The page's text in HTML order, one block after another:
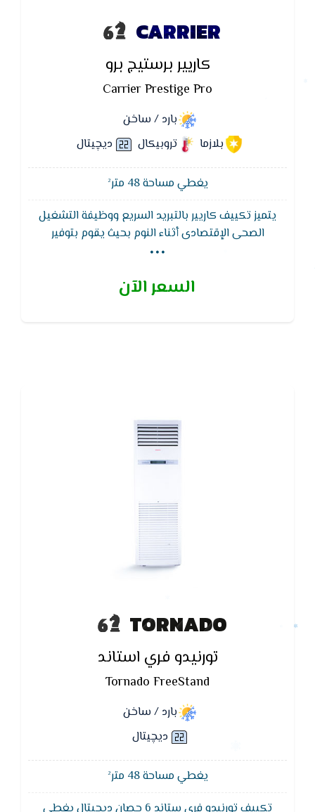
CARRIER
كاريير برستيج برو
Carrier Prestige Pro
بارد / ساخن
بلازما
تروبيكال ديچيتال
يغطي مساحة 48 متر²
يتميز تكييف كاريير بالتبريد السريع ووظيفة التشغيل
الصحى الإقتصادى أثناء النوم بحيث يقوم بتوفير
الإستهلاك الكهربائى والحصول على نوم صحى مريح حيث
السرعة المنخفضة وأيضا يتميز تكييف كاريير بالتحكم فى
...
السعر الآن
TORNADO
تورنيدو فري استاند
Tornado FreeStand
بارد / ساخن
ديچيتال
يغطي مساحة 48 متر²